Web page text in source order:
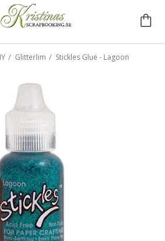
/ Glitterlim / Stickles Glue - Lagoon